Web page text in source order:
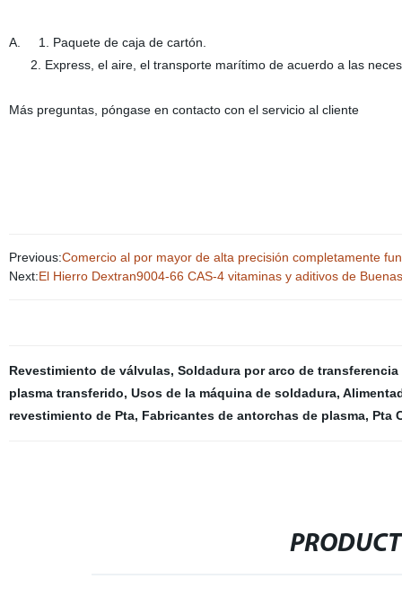
A. 1. Paquete de caja de cartón.
2. Express, el aire, el transporte marítimo de acuerdo a las
Más preguntas, póngase en contacto con el servicio al cliente
Previous:Comercio al por mayor de alta precisión completamente
Next:El Hierro Dextran9004-66 CAS-4 vitaminas y aditivos de
Revestimiento de válvulas, Soldadura por arco de transferencia
plasma transferido, Usos de la máquina de soldadura,
revestimiento de Pta, Fabricantes de antorchas de plasma, Pta